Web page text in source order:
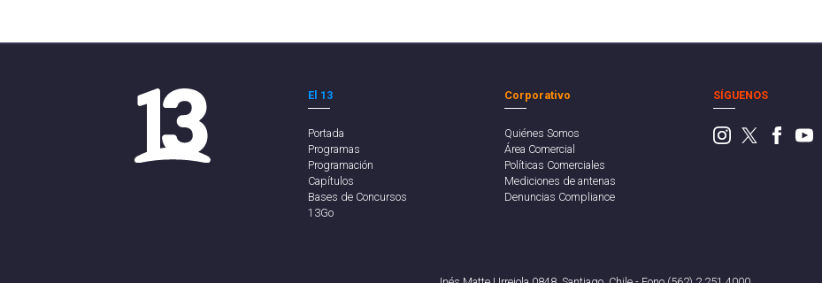
El 13
Portada
Programas
Programación
Capítulos
Bases de Concursos
13Go
Corporativo
Quiénes Somos
Área Comercial
Políticas Comerciales
Mediciones de antenas
Denuncias Compliance
SÍGUENOS